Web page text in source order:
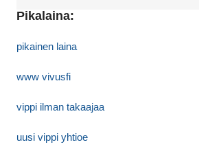
Pikalaina:
pikainen laina
www vivusfi
vippi ilman takaajaa
uusi vippi yhtioe